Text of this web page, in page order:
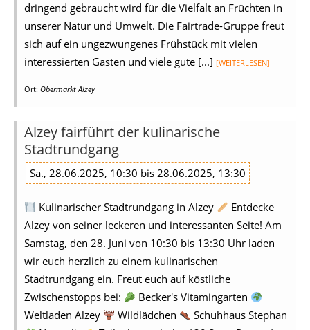
dringend gebraucht wird für die Vielfalt an Früchten in
unserer Natur und Umwelt. Die Fairtrade-Gruppe freut
sich auf ein ungezwungenes Frühstück mit vielen
interessierten Gästen und viele gute [...] [WEITERLESEN]
Ort: Obermarkt Alzey
Alzey fairführt der kulinarische
Stadtrundgang
Sa., 28.06.2025, 10:30 bis 28.06.2025, 13:30
Kulinarischer Stadtrundgang in Alzey
Entdecke
Alzey von seiner leckeren und interessanten Seite! Am
Samstag, den 28. Juni von 10:30 bis 13:30 Uhr laden
wir euch herzlich zu einem kulinarischen
Stadtrundgang ein. Freut euch auf köstliche
Zwischenstopps bei:
Becker's Vitamingarten
Weltladen Alzey
Wildlädchen
Schuhhaus Stephan